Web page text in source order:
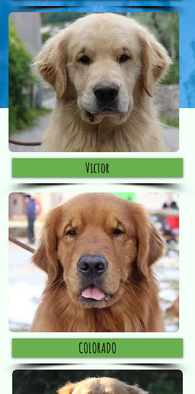
Victor
COLORADO